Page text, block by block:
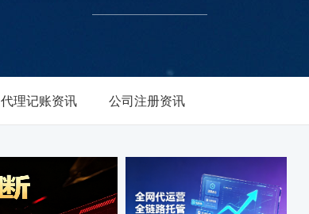
代理记账资讯 公司注册资讯